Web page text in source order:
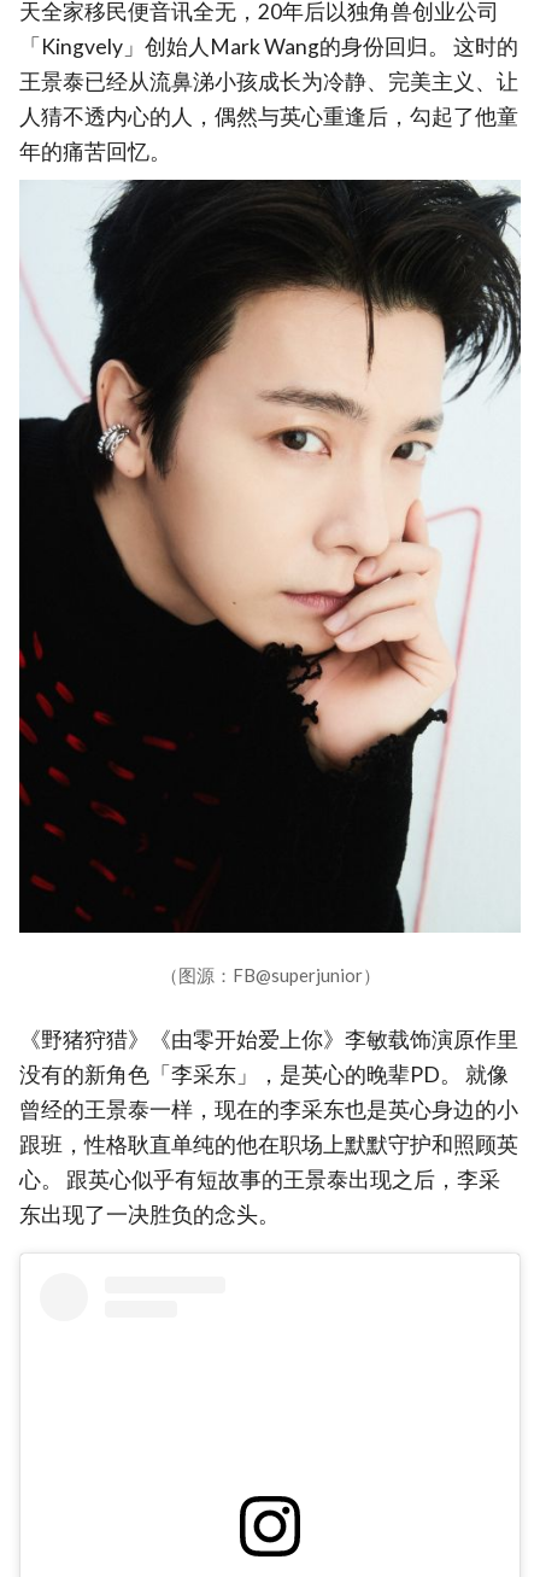
天全家移民便音讯全无，20年后以独角兽创业公司
「Kingvely」创始人Mark Wang的身份回归。 这时的
王景泰已经从流鼻涕小孩成长为冷静、完美主义、让
人猜不透内心的人，偶然与英心重逢后，勾起了他童
年的痛苦回忆。
（图源：FB@superjunior）
《野猪狩猎》《由零开始爱上你》李敏载饰演原作里
没有的新角色「李采东」，是英心的晚辈PD。 就像
曾经的王景泰一样，现在的李采东也是英心身边的小
跟班，性格耿直单纯的他在职场上默默守护和照顾英
心。 跟英心似乎有短故事的王景泰出现之后，李采
东出现了一决胜负的念头。